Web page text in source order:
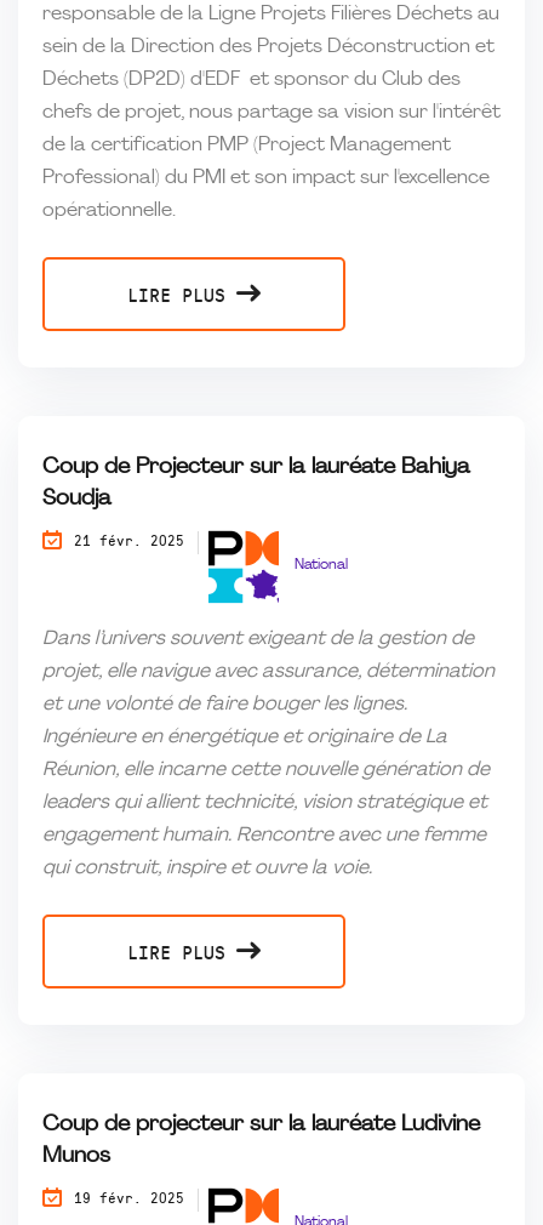
responsable de la Ligne Projets Filières Déchets au
sein de la Direction des Projets Déconstruction et
Déchets (DP2D) d'EDF et sponsor du Club des
chefs de projet, nous partage sa vision sur l'intérêt
de la certification PMP (Project Management
Professional) du PMI et son impact sur l'excellence
opérationnelle.
LIRE PLUS
Coup de Projecteur sur la lauréate Bahiya
Soudja
21 févr. 2025
National
Dans l’univers souvent exigeant de la gestion de
projet, elle navigue avec assurance, détermination
et une volonté de faire bouger les lignes.
Ingénieure en énergétique et originaire de La
Réunion, elle incarne cette nouvelle génération de
leaders qui allient technicité, vision stratégique et
engagement humain. Rencontre avec une femme
qui construit, inspire et ouvre la voie.
LIRE PLUS
Coup de projecteur sur la lauréate Ludivine
Munos
19 févr. 2025